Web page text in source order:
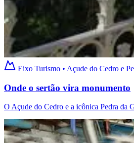
Eixo Turismo • Açude do Cedro e
Onde o sertão vira monumento
O Açude do Cedro e a icônica Pedra da